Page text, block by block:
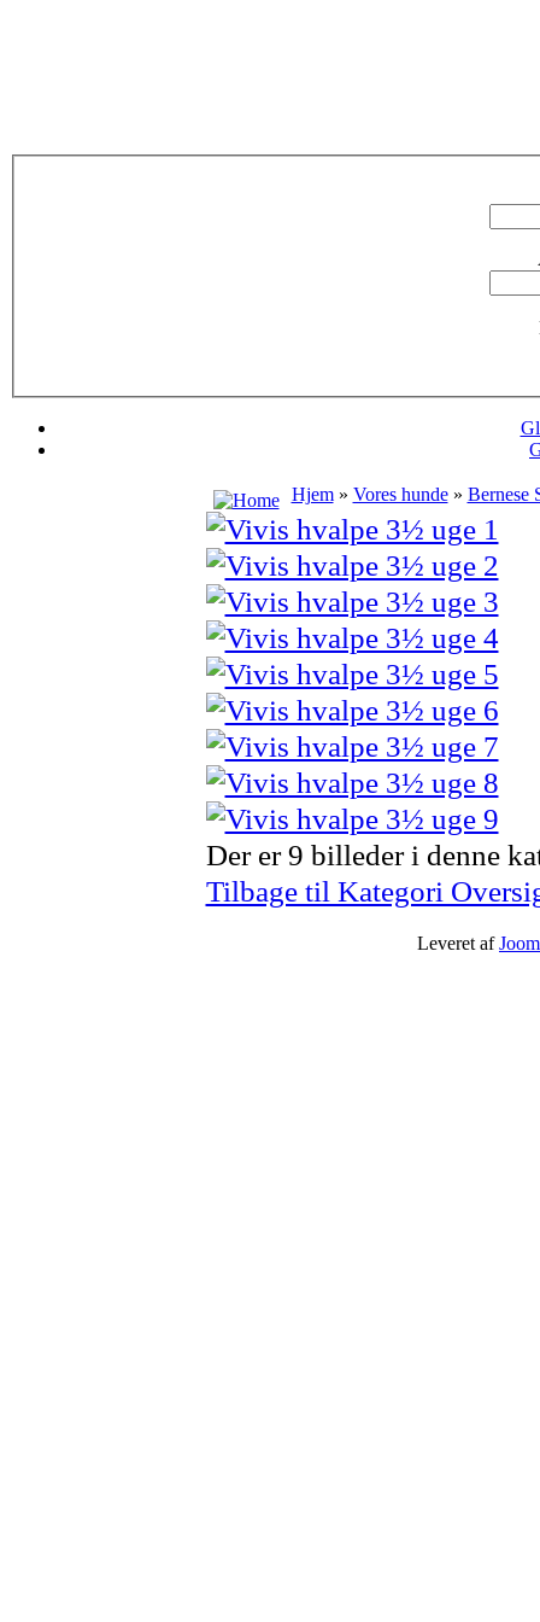
Hjem» Vores hunde» Bernese
Der er 9 billeder i denne
Tilbage til Kategori
Leveret af